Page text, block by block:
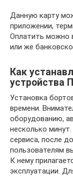
Данную карту
приложении,
Оплатить можно
или же
Как
устройства
Установка
времени.
оборудованию,
несколько
сервиса, после
пользователям
К нему
эксплуатации.